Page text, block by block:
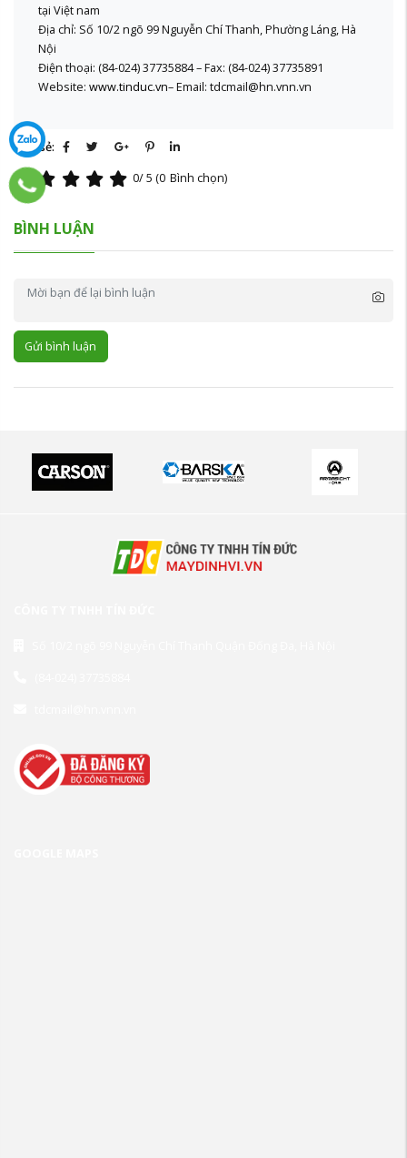
tại Việt nam
Địa chỉ: Số 10/2 ngõ 99 Nguyễn Chí Thanh, Phường Láng, Hà
Nội
Điện thoại: (84-024) 37735884 – Fax: (84-024) 37735891
Website: www.tinduc.vn– Email: tdcmail@hn.vnn.vn
Chia sẻ:
0/ 5 (0 Bình chọn)
BÌNH LUẬN
Gửi bình luận